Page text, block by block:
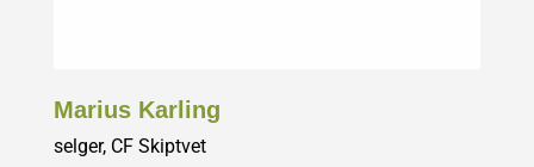
Marius Karling
selger, CF Skiptvet